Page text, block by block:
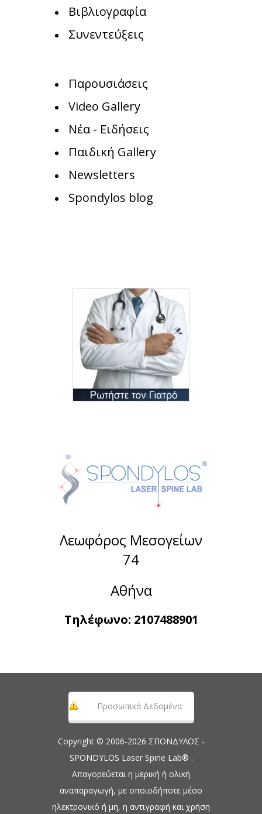
Βιβλιογραφία
Συνεντεύξεις
Παρουσιάσεις
Video Gallery
Νέα - Ειδήσεις
Παιδική Gallery
Newsletters
Spondylos blog
Λεωφόρος Μεσογείων
74
Αθήνα
Τηλέφωνο: 2107488901
Προσωπικά Δεδομένα
Copyright © 2006-2026 ΣΠΟΝΔΥΛΟΣ -
SPONDYLOS Laser Spine Lab® .
Απαγορεύεται η μερική ή ολική
αναπαραγωγή, με οποιοδήποτε μέσο
ηλεκτρονικό ή μη, η αντιγραφή και χρήση